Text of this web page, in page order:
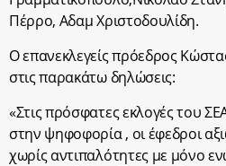
Πέρρο, Αδαμ Χριστοδουλίδη.
Ο επανεκλεγείς πρόεδρος
στις παρακάτω δηλώσεις:
«Στις πρόσφατες εκλογές του
στην ψηφοφορία , οι έφεδροι
χωρίς αντιπαλότητες με μόνο